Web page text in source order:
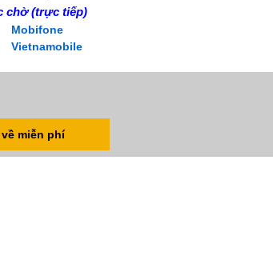
chờ (trực tiếp)
Mobifone
Vietnamobile
miễn phí